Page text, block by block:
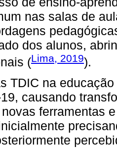
nas salas de
dos alunos,
(Lima, 2019).
TDIC na
causando
ferramentas